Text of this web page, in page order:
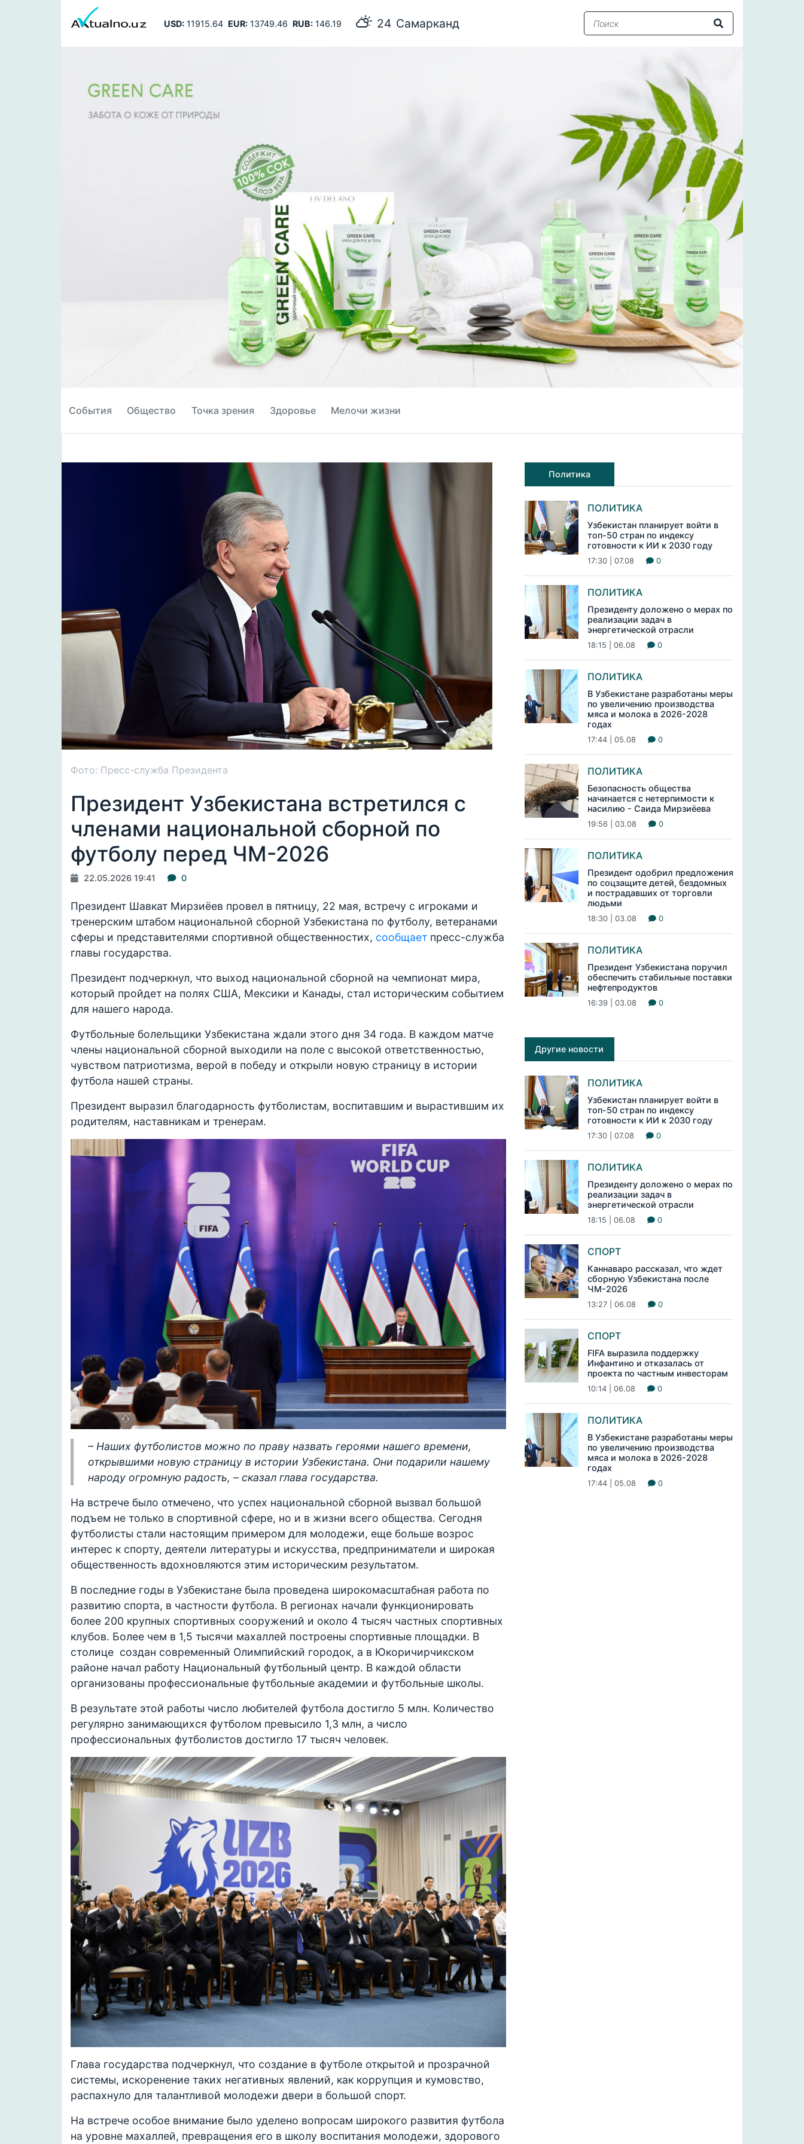
USD:11915.64 EUR:13749.46 RUB:146.19 24 Самарканд
События Общество Точка зрения Здоровье Мелочи жизни
Фото: Пресс-служба Президента
Президент Узбекистана встретился с
членами национальной сборной по
футболу перед ЧМ-2026
22.05.2026 19:41 0
Президент Шавкат Мирзиёев провел в пятницу, 22 мая, встречу с игроками и
тренерским штабом национальной сборной Узбекистана по футболу, ветеранами
сферы и представителями спортивной общественностиx, сообщает пресс-служба
главы государства.
Президент подчеркнул, что выход национальной сборной на чемпионат мира,
который пройдет на полях США, Мексики и Канады, стал историческим событием
для нашего народа.
Футбольные болельщики Узбекистана ждали этого дня 34 года. В каждом матче
члены национальной сборной выходили на поле с высокой ответственностью,
чувством патриотизма, верой в победу и открыли новую страницу в истории
футбола нашей страны.
Президент выразил благодарность футболистам, воспитавшим и вырастившим их
родителям, наставникам и тренерам.
– Наших футболистов можно по праву назвать героями нашего времени,
открывшими новую страницу в истории Узбекистана. Они подарили нашему
народу огромную радость, – сказал глава государства.
На встрече было отмечено, что успех национальной сборной вызвал большой
подъем не только в спортивной сфере, но и в жизни всего общества. Сегодня
футболисты стали настоящим примером для молодежи, еще больше возрос
интерес к спорту, деятели литературы и искусства, предприниматели и широкая
общественность вдохновляются этим историческим результатом.
В последние годы в Узбекистане была проведена широкомасштабная работа по
развитию спорта, в частности футбола. В регионах начали функционировать
более 200 крупных спортивных сооружений и около 4 тысяч частных спортивных
клубов. Более чем в 1,5 тысячи махаллей построены спортивные площадки. В
столице создан современный Олимпийский городок, а в Юкоричирчикском
районе начал работу Национальный футбольный центр. В каждой области
организованы профессиональные футбольные академии и футбольные школы.
В результате этой работы число любителей футбола достигло 5 млн. Количество
регулярно занимающихся футболом превысило 1,3 млн, а число
профессиональных футболистов достигло 17 тысяч человек.
Глава государства подчеркнул, что создание в футболе открытой и прозрачной
системы, искоренение таких негативных явлений, как коррупция и кумовство,
распахнуло для талантливой молодежи двери в большой спорт.
На встрече особое внимание было уделено вопросам широкого развития футбола
на уровне махаллей, превращения его в школу воспитания молодежи, здорового
Политика
ПОЛИТИКА
Узбекистан планирует войти в
топ-50 стран по индексу
готовности к ИИ к 2030 году
17:30 | 07.08 0
ПОЛИТИКА
Президенту доложено о мерах по
реализации задач в
энергетической отрасли
18:15 | 06.08 0
ПОЛИТИКА
В Узбекистане разработаны меры
по увеличению производства
мяса и молока в 2026-2028
годах
17:44 | 05.08 0
ПОЛИТИКА
Безопасность общества
начинается с нетерпимости к
насилию - Саида Мирзиёева
19:56 | 03.08 0
ПОЛИТИКА
Президент одобрил предложения
по соцзащите детей, бездомных
и пострадавших от торговли
людьми
18:30 | 03.08 0
ПОЛИТИКА
Президент Узбекистана поручил
обеспечить стабильные поставки
нефтепродуктов
16:39 | 03.08 0
Другие новости
ПОЛИТИКА
Узбекистан планирует войти в
топ-50 стран по индексу
готовности к ИИ к 2030 году
17:30 | 07.08 0
ПОЛИТИКА
Президенту доложено о мерах по
реализации задач в
энергетической отрасли
18:15 | 06.08 0
СПОРТ
Каннаваро рассказал, что ждет
сборную Узбекистана после
ЧМ-2026
13:27 | 06.08 0
СПОРТ
FIFA выразила поддержку
Инфантино и отказалась от
проекта по частным инвесторам
10:14 | 06.08 0
ПОЛИТИКА
В Узбекистане разработаны меры
по увеличению производства
мяса и молока в 2026-2028
годах
17:44 | 05.08 0